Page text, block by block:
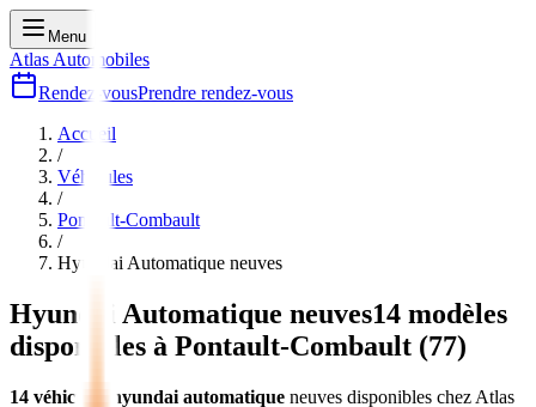
Menu
Atlas Automobiles
Rendez-vousPrendre rendez-vous
Accueil
/
Véhicules
/
Pontault-Combault
/
Hyundai Automatique neuves
Hyundai Automatique neuves14 modèles
disponibles à Pontault-Combault (77)
14 véhicules hyundai automatique neuves disponibles chez Atlas